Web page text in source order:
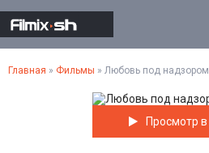
Главная » Фильмы » Любовь под надзором
Просмотр в